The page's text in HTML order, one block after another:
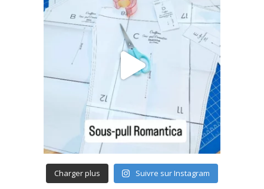
Charger plus Suivre sur Instagram